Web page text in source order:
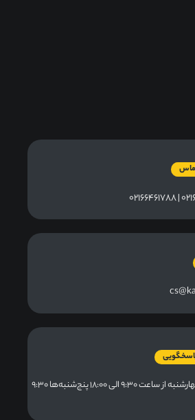
شنبه تا چهارشنبه از ساعت ۹:۳۰ الی ۱۸:۰۰ پنج‌شنبه‌ها ۹:۳۰